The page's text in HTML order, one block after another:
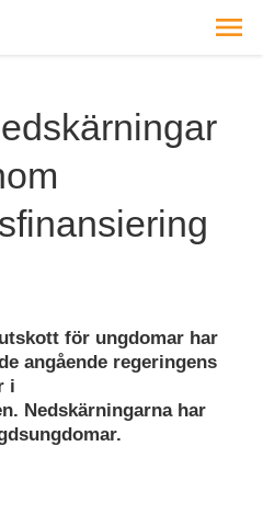
för ungdomar har
angående regeringens
i
Nedskärningarna har